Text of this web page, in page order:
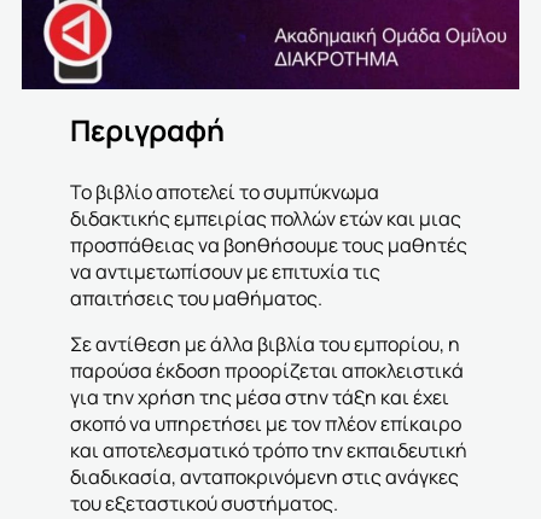
Περιγραφή
Το βιβλίο αποτελεί το συμπύκνωμα
διδακτικής εμπειρίας πολλών ετών και μιας
προσπάθειας να βοηθήσουμε τους μαθητές
να αντιμετωπίσουν με επιτυχία τις
απαιτήσεις του μαθήματος.
Σε αντίθεση με άλλα βιβλία του εμπορίου, η
παρούσα έκδοση προορίζεται αποκλειστικά
για την χρήση της μέσα στην τάξη και έχει
σκοπό να υπηρετήσει με τον πλέον επίκαιρο
και αποτελεσματικό τρόπο την εκπαιδευτική
διαδικασία, ανταποκρινόμενη στις ανάγκες
του εξεταστικού συστήματος.